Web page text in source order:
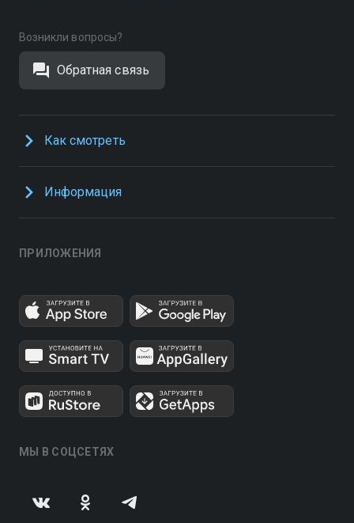
Возникли вопросы?
Обратная связь
Как смотреть
Информация
ПРИЛОЖЕНИЯ
МЫ В СОЦСЕТЯХ